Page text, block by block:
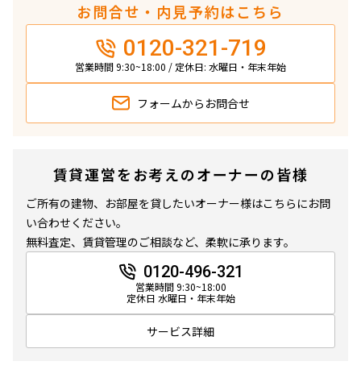
間取り
1DK〜1LDK
2LDK
3LDK
築年数
新築
3年以内
5年以内
10年以内
20年以内
25年以内
30年以内
お問合せ・内見予約はこちら
0120-321-719
営業時間 9:30~18:00 / 定休日: 水曜日・年末年始
フォームから お問合せ
賃貸運営をお考えのオーナーの皆様
ご所有の建物、お部屋を貸したいオーナー様はこちらにお問
い合わせください。
無料査定、賃貸管理のご相談など、柔軟に承ります。
0120-496-321
営業時間 9:30~18:00
定休日 水曜日・年末年始
サービス詳細